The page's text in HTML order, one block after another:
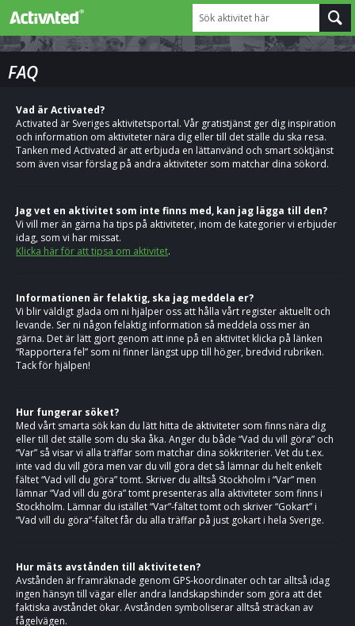
Sök aktivitet här
FAQ
Vad är Activated?
Activated är Sveriges aktivitetsportal. Vår gratistjänst ger dig inspiration
och information om aktiviteter nära dig eller till det ställe du ska resa.
Tanken med Activated är att erbjuda en lättanvänd och smart söktjänst
som även visar förslag på andra aktiviteter som matchar dina sökord.
Jag vet en aktivitet som inte finns med, kan jag lägga till den?
Vi vill mer än gärna ha tips på aktiviteter, inom de kategorier vi erbjuder
idag, som vi har missat.
Klicka här för att tipsa om aktivitet.
Informationen är felaktig, ska jag meddela er?
Vi blir väldigt glada om ni hjälper oss att hålla vårt register aktuellt och
levande. Ser ni någon felaktig information så meddela oss mer än
gärna. Det är lätt gjort genom att inne på en aktivitet klicka på länken
“Rapportera fel” som ni finner längst upp till höger, bredvid rubriken.
Tack för hjälpen!
Hur fungerar söket?
Med vårt smarta sök kan du lätt hitta de aktiviteter som finns nära dig
eller till det ställe som du ska åka. Anger du både “Vad du vill göra” och
“Var” så visar vi alla träffar som matchar dina sökkriterier. Vet du t.ex.
inte vad du vill göra men var du vill göra det så lämnar du helt enkelt
fältet “Vad vill du göra” tomt. Skriver du alltså Stockholm i “Var” men
lämnar “Vad vill du göra” tomt presenteras alla aktiviteter som finns i
Stockholm. Lämnar du istället “Var”-fältet tomt och skriver “Gokart” i
“Vad vill du göra”-fältet får du alla träffar på just gokart i hela Sverige.
Hur mäts avstånden till aktiviteten?
Avstånden är framräknade genom GPS-koordinater och tar alltså idag
ingen hänsyn till vägar eller andra landskapshinder som göra att det
faktiska avståndet ökar. Avstånden symboliserar alltså sträckan av
fågelvägen.